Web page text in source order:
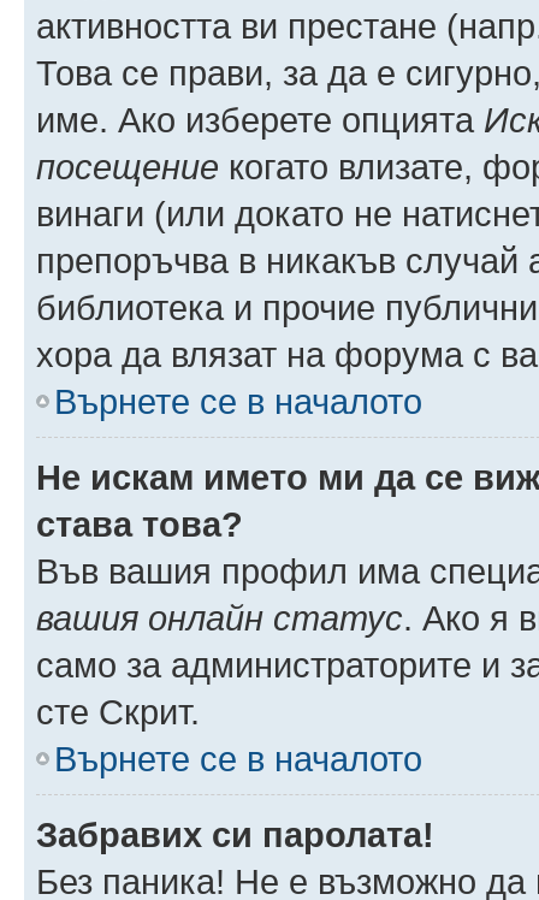
активността ви престане
Това се прави, за да е
име. Ако изберете опцията
посещение когато влизате,
винаги (или докато не
препоръчва в никакъв случай
библиотека и прочие
хора да влязат на форума с
Върнете се в началото
Не искам името ми да се
става това?
Във вашия профил има
вашия онлайн статус. Ако я
само за администраторите и
сте Скрит.
Върнете се в началото
Забравих си паролата!
Без паника! Не е възможно да